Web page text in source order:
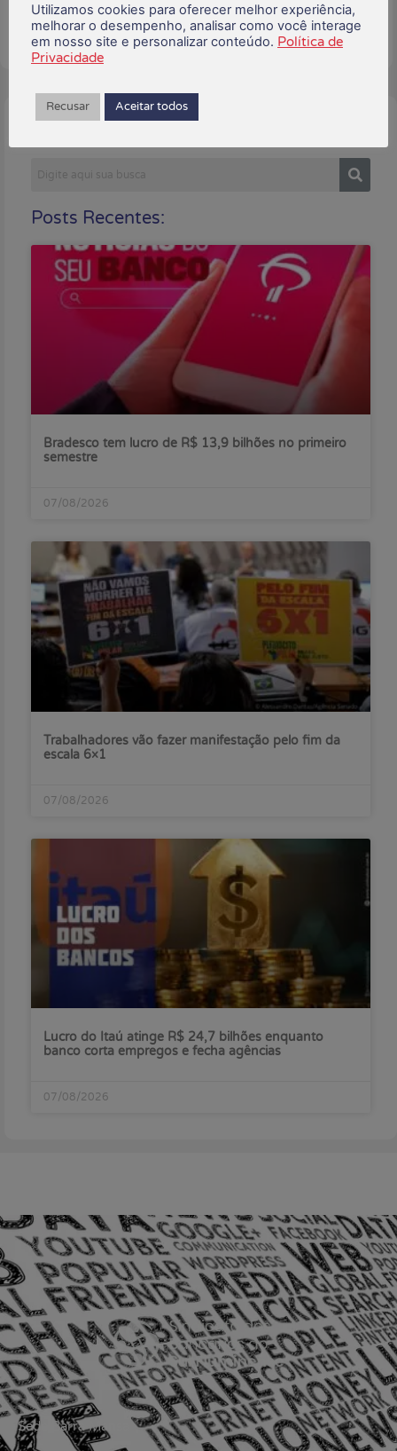
Posts Recentes:
Bradesco tem lucro de R$ 13,9 bilhões no primeiro
semestre
07/08/2026
Trabalhadores vão fazer manifestação pelo fim da
escala 6×1
07/08/2026
Lucro do Itaú atinge R$ 24,7 bilhões enquanto
banco corta empregos e fecha agências
07/08/2026
Sede Barra Mansa
Utilizamos cookies para oferecer melhor experiência,
melhorar o desempenho, analisar como você interage
em nosso site e personalizar conteúdo. Política de
Privacidade
Recusar Aceitar todos